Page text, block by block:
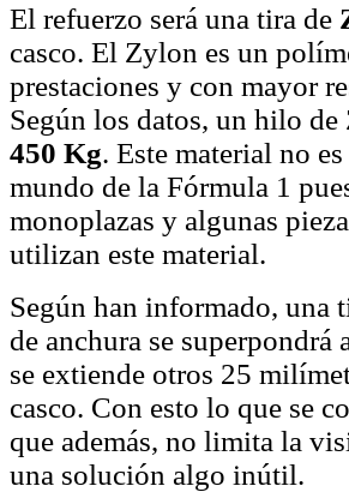
El refuerzo será una tira de
casco. El Zylon es un
prestaciones y con mayor
Según los datos, un hilo
450 Kg. Este material no
mundo de la Fórmula 1
monoplazas y algunas
utilizan este material.
Según han informado, una
de anchura se
se extiende otros 25
casco. Con esto lo que se
que además, no limita la
una solución algo inútil.